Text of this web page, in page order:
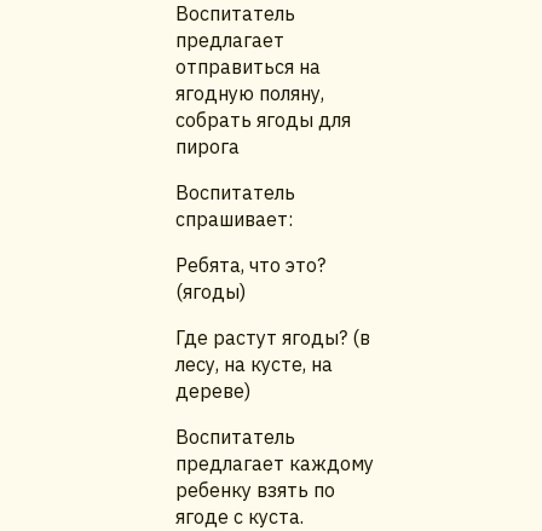
Воспитатель
предлагает
отправиться на
ягодную поляну,
собрать ягоды для
пирога
Воспитатель
спрашивает:
Ребята, что это?
(ягоды)
Где растут ягоды? (в
лесу, на кусте, на
дереве)
Воспитатель
предлагает каждому
ребенку взять по
ягоде с куста.